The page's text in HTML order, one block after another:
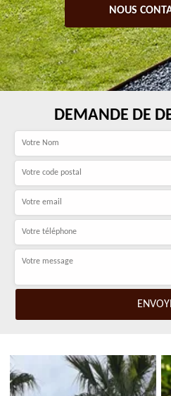
NOUS
DEMANDE DE